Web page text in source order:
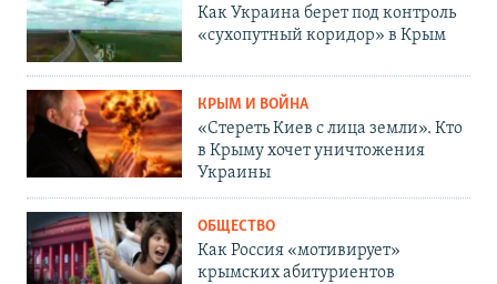
Как Украина берет под контроль
«сухопутный коридор» в Крым
КРЫМ И ВОЙНА
«Стереть Киев с лица земли». Кто
в Крыму хочет уничтожения
Украины
ОБЩЕСТВО
Как Россия «мотивирует»
крымских абитуриентов